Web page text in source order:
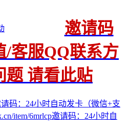
邀请码
/客服QQ联系方
题 请看此贴
码：24小时自动发卡（微信+支
item/6mrlcp邀请码：24小时自